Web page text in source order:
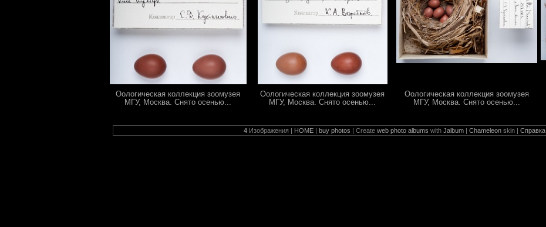
Оологическая коллекция зоомузея
МГУ, Москва. Снято осенью...
Оологическая коллекция зоомузея
МГУ, Москва. Снято осенью...
Оологическая коллекция зоомузея
МГУ, Москва. Снято осенью...
4 Изображения | HOME | buy photos | Create web photo albums with Jalbum | Chameleon skin | Справка